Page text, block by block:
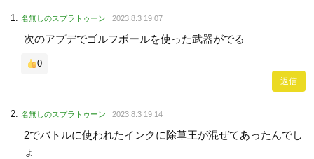
名無しのスプラトゥーン 2023.8.3 19:07
次のアプデでゴルフボールを使った武器がでる
0
返信
名無しのスプラトゥーン 2023.8.3 19:14
2でバトルに使われたインクに除草王が混ぜてあったんでし
ょ